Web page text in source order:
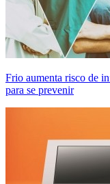
Frio aumenta risco de
para se prevenir